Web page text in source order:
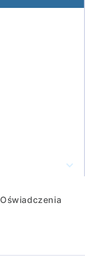
Oświadczenia